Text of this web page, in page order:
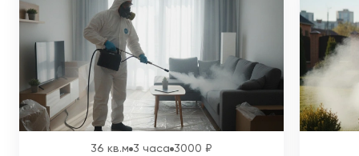
36 кв.м 3 часа 3000 ₽